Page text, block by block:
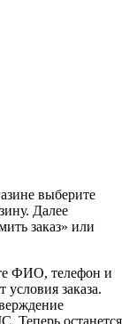
выберите
Далее
заказ» или
ФИО, телефон и
заказа.
Теперь останется